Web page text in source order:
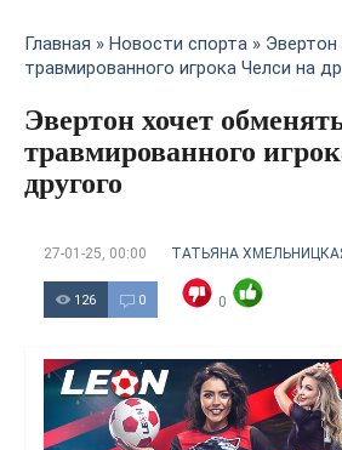
Главная » Новости спорта »
травмированного игрока Челси на
Эвертон хочет
травмированного
другого
27-01-25, 00:00 ТАТЬЯНА
126 0 0